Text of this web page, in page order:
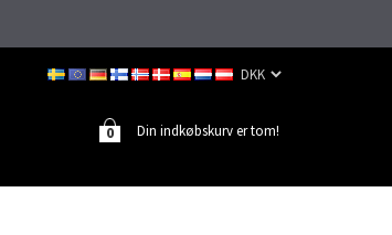
Din indkøbskurv er tom!
0